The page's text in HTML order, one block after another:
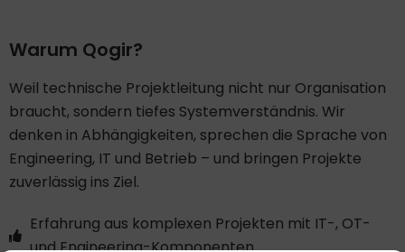
Warum Qogir?​
Weil technische Projektleitung nicht nur Organisation
braucht, sondern tiefes Systemverständnis. Wir
denken in Abhängigkeiten, sprechen die Sprache von
Engineering, IT und Betrieb – und bringen Projekte
zuverlässig ins Ziel.
Erfahrung aus komplexen Projekten mit IT-, OT-
und Engineering-Komponenten